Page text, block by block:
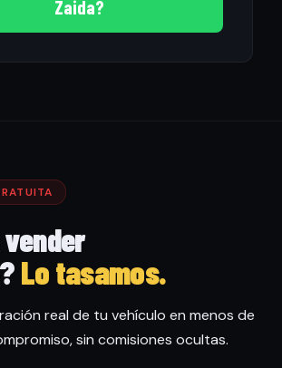
Zaida?
Lo tasamos.
real de tu vehículo en menos de
sin comisiones ocultas.